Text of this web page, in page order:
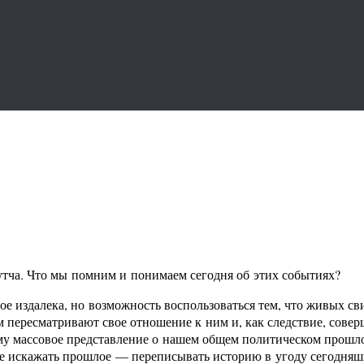
Что мы помним и понимаем сегодня об этих событиях?
но возможность воспользоваться тем, что живых
свое отношение к ним и, как следствие,
представление о нашем общем политическом
прошлое — переписывать историю в угоду